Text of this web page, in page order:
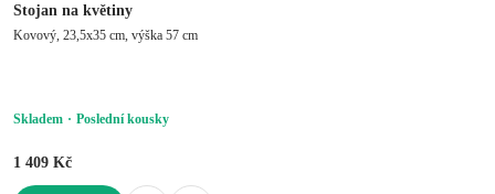
Stojan na květiny
Kovový, 23,5x35 cm, výška 57 cm
Skladem Poslední kousky
1 409 Kč